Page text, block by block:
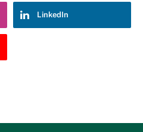
LinkedIn